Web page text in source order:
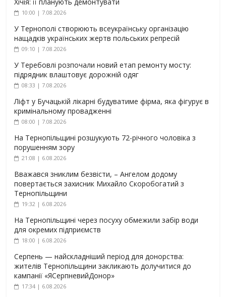
10:00 | 7.08.2026
У Тернополі створюють всеукраїнську організацію
нащадків українських жертв польських репресій
09:10 | 7.08.2026
У Теребовлі розпочали новий етап ремонту мосту:
підрядник влаштовує дорожній одяг
08:33 | 7.08.2026
Ліфт у Бучацькій лікарні будуватиме фірма, яка фігурує в
кримінальному провадженні
08:00 | 7.08.2026
На Тернопільщині розшукують 72-річного чоловіка з
порушенням зору
21:08 | 6.08.2026
Вважався зниклим безвісти, – Ангелом додому
повертається захисник Михайло Скоробогатий з
Тернопільщини
19:32 | 6.08.2026
На Тернопільщині через посуху обмежили забір води
для окремих підприємств
18:00 | 6.08.2026
Серпень — найскладніший період для донорства:
жителів Тернопільщини закликають долучитися до
кампанії «ЯСерпневийДонор»
17:34 | 6.08.2026